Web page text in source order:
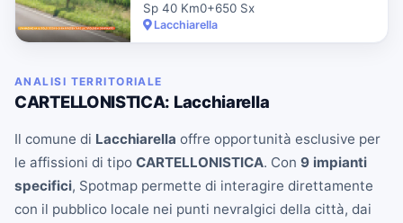
Sp 40 Km0+650 Sx
Lacchiarella
ANALISI TERRITORIALE
CARTELLONISTICA: Lacchiarella
Il comune di Lacchiarella offre opportunità esclusive per
le affissioni di tipo CARTELLONISTICA. Con 9 impianti
specifici, Spotmap permette di interagire direttamente
con il pubblico locale nei punti nevralgici della città, dai